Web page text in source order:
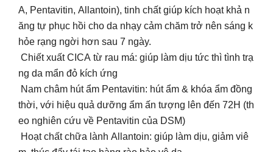
A, Pentavitin, Allantoin), tinh chất giúp kích hoạt khả n
ăng tự phục hồi cho da nhạy cảm chăm trở nên sáng k
hỏe rạng ngời hơn sau 7 ngày.
Chiết xuất CICA từ rau má: giúp làm dịu tức thì tình trạ
ng da mẩn đỏ kích ứng
Nam châm hút ẩm Pentavitin: hút ẩm & khóa ẩm đồng
thời, với hiệu quả dưỡng ẩm ấn tượng lên đến 72H (th
eo nghiên cứu về Pentavitin của DSM)
Hoạt chất chữa lành Allantoin: giúp làm dịu, giảm viê